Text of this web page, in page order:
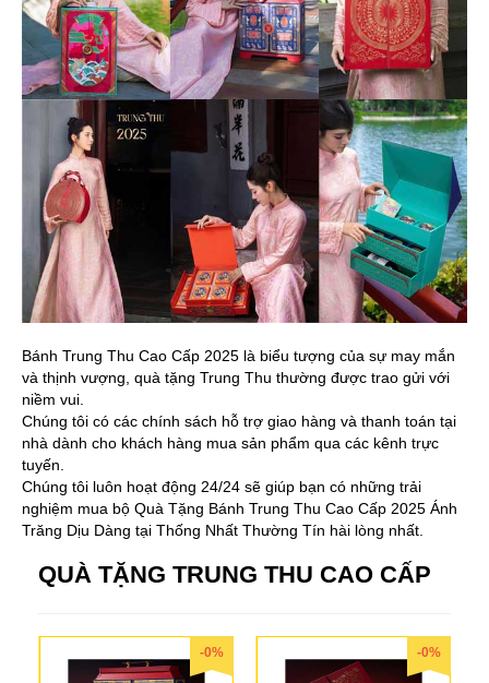
Bánh Trung Thu Cao Cấp 2025 là biểu tượng của sự may mắn
và thịnh vượng, quà tặng Trung Thu thường được trao gửi với
niềm vui.
Chúng tôi có các chính sách hỗ trợ giao hàng và thanh toán tại
nhà dành cho khách hàng mua sản phẩm qua các kênh trực
tuyến.
Chúng tôi luôn hoạt động 24/24 sẽ giúp bạn có những trải
nghiệm mua bộ Quà Tặng Bánh Trung Thu Cao Cấp 2025 Ánh
Trăng Dịu Dàng tại Thống Nhất Thường Tín hài lòng nhất.
QUÀ TẶNG TRUNG THU CAO CẤP
-0% -0%